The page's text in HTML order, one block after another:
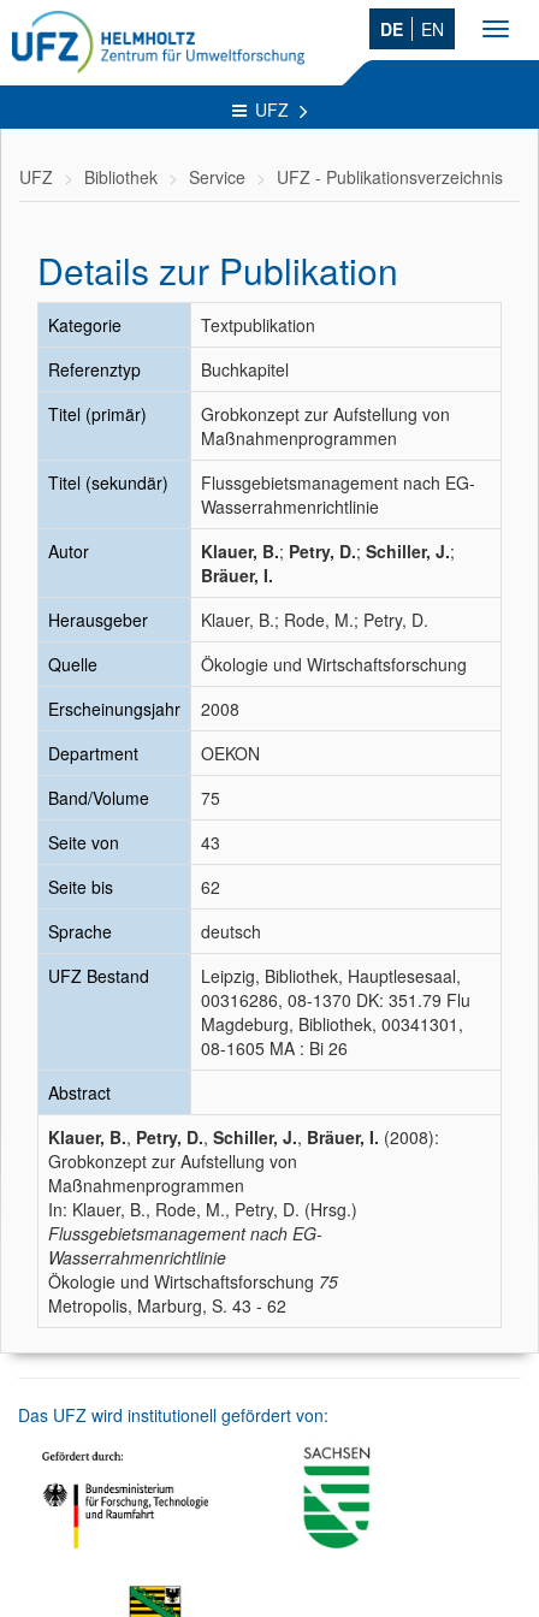
DE EN
UFZ
UFZ Bibliothek Service UFZ - Publikationsverzeichnis
Details zur Publikation
Kategorie
Textpublikation
Referenztyp
Buchkapitel
Titel (primär)
Grobkonzept zur Aufstellung von
Maßnahmenprogrammen
Titel (sekundär)
Flussgebietsmanagement nach EG-
Wasserrahmenrichtlinie
Autor
Klauer, B.; Petry, D.; Schiller, J.;
Bräuer, I.
Herausgeber
Klauer, B.; Rode, M.; Petry, D.
Quelle
Ökologie und Wirtschaftsforschung
Erscheinungsjahr
2008
Department
OEKON
Band/Volume
75
Seite von
43
Seite bis
62
Sprache
deutsch
UFZ Bestand
Leipzig, Bibliothek, Hauptlesesaal,
00316286, 08-1370 DK: 351.79 Flu
Magdeburg, Bibliothek, 00341301,
08-1605 MA : Bi 26
Abstract
Klauer, B., Petry, D., Schiller, J., Bräuer, I. (2008):
Grobkonzept zur Aufstellung von
Maßnahmenprogrammen
In: Klauer, B., Rode, M., Petry, D. (Hrsg.)
Flussgebietsmanagement nach EG-
Wasserrahmenrichtlinie
Ökologie und Wirtschaftsforschung 75
Metropolis, Marburg, S. 43 - 62
Das UFZ wird institutionell gefördert von: